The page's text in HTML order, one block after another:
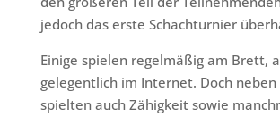
jedoch das erste Schachturnier
Einige spielen regelmäßig am Brett,
gelegentlich im Internet. Doch neben
spielten auch Zähigkeit sowie